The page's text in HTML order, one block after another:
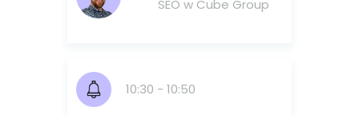
SEO w Cube Group
10:30 - 10:50